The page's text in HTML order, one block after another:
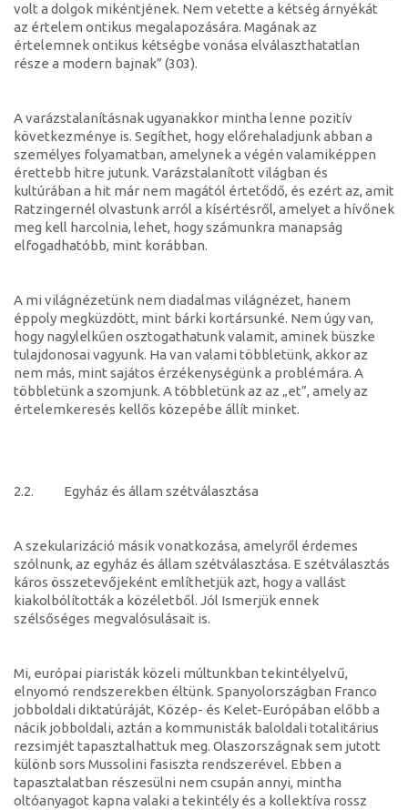
volt a dolgok mikéntjének. Nem vetette a kétség árnyékát
az értelem ontikus megalapozására. Magának az
értelemnek ontikus kétségbe vonása elválaszthatatlan
része a modern bajnak” (303).
A varázstalanításnak ugyanakkor mintha lenne pozitív
következménye is. Segíthet, hogy előrehaladjunk abban a
személyes folyamatban, amelynek a végén valamiképpen
érettebb hitre jutunk. Varázstalanított világban és
kultúrában a hit már nem magától értetődő, és ezért az, amit
Ratzingernél olvastunk arról a kísértésről, amelyet a hívőnek
meg kell harcolnia, lehet, hogy számunkra manapság
elfogadhatóbb, mint korábban.
A mi világnézetünk nem diadalmas világnézet, hanem
éppoly megküzdött, mint bárki kortársunké. Nem úgy van,
hogy nagylelkűen osztogathatunk valamit, aminek büszke
tulajdonosai vagyunk. Ha van valami többletünk, akkor az
nem más, mint sajátos érzékenységünk a problémára. A
többletünk a szomjunk. A többletünk az az „et”, amely az
értelemkeresés kellős közepébe állít minket.
2.2. Egyház és állam szétválasztása
A szekularizáció másik vonatkozása, amelyről érdemes
szólnunk, az egyház és állam szétválasztása. E szétválasztás
káros összetevőjeként említhetjük azt, hogy a vallást
kiakolbólították a közéletből. Jól Ismerjük ennek
szélsőséges megvalósulásait is.
Mi, európai piaristák közeli múltunkban tekintélyelvű,
elnyomó rendszerekben éltünk. Spanyolországban Franco
jobboldali diktatúráját, Közép- és Kelet-Európában előbb a
nácik jobboldali, aztán a kommunisták baloldali totalitárius
rezsimjét tapasztalhattuk meg. Olaszországnak sem jutott
különb sors Mussolini fasiszta rendszerével. Ebben a
tapasztalatban részesülni nem csupán annyi, mintha
oltóanyagot kapna valaki a tekintély és a kollektíva rossz